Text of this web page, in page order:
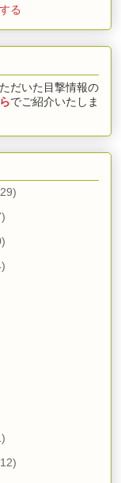
る
だいた目撃情報の
でご紹介いたしま